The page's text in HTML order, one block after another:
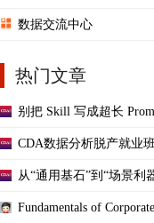
数据交流中心
热门文章
别把 Skill 写成超长
CDA数据分析脱产就业
从“通用基石”到“场景利
Fundamentals of